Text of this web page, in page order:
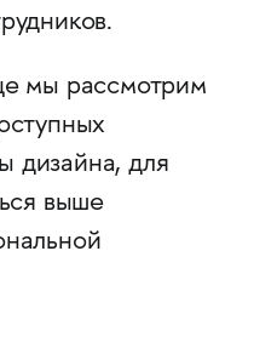
мы рассмотрим
дизайна, для
выше